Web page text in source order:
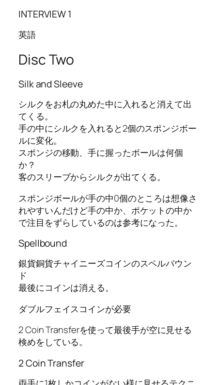
INTERVIEW 1
英語
Disc Two
Silk and Sleeve
シルクをお札の丸めた中に入れると消えて出
てくる。
手の中にシルクを入れると2個のスポンジボー
ルに変化。
スポンジの移動、手に握ったボールは何個
か？
客のスリーブからシルクが出てくる。
スポンジボールが手の中0個のところは想像さ
れやすいんだけど手の中か、ポケットの中か
で注目をずらしているのは参考になった。
Spellbound
銀貨銅貨チャイニーズコインのスペルバウン
ド
最後にコインは消える。
ダブルフェイスコインが必要
2 Coin Transferを使って最後手が空に見せる
検めをしている。
2 Coin Transfer